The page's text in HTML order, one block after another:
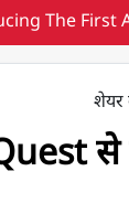
The First
शेयर
से